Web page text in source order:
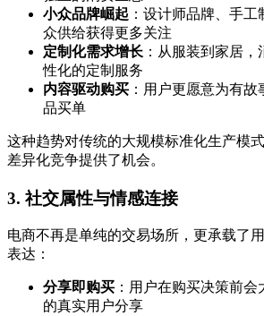
小众品牌崛起 ：设计师品牌、手
众供给获得更多关注
定制化需求增长 ：从服装到家居
性化的定制服务
内容驱动购买 ：用户更愿意为有
品买单
这种趋势对传统的大规模标准化生产模
差异化竞争提供了机会。
3. 社交属性与情感连接
电商不再是单纯的交易场所，更承载了
表达：
分享即购买 ：用户在购买决策前
的真实用户分享